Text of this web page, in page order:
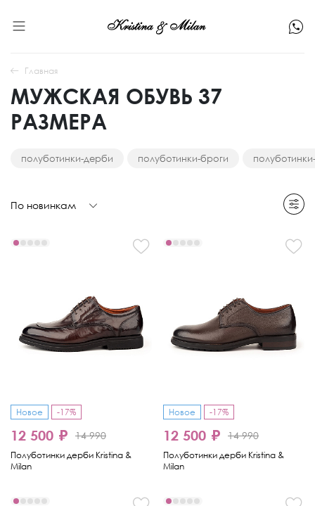
Главная
МУЖСКАЯ ОБУВЬ 37
РАЗМЕРА
полуботинки-дерби полуботинки-броги
По новинкам
Новое -17%
12 500 ₽ 14 990
Полуботинки дерби Kristina &
Milan
Новое -17%
12 500 ₽ 14 990
Полуботинки дерби Kristina &
Milan